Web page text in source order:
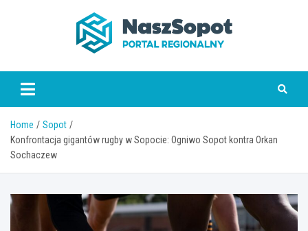
www.naszsopot.pl
Home
Sopot
Konfrontacja gigantów rugby w Sopocie: Ogniwo Sopot kontra Orkan
Sochaczew